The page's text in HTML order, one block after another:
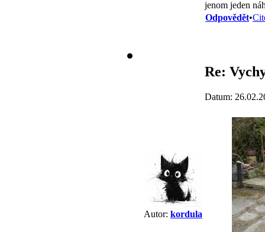
jenom jeden
Odpovědět•
Autor: kordula
Re:
Datum: